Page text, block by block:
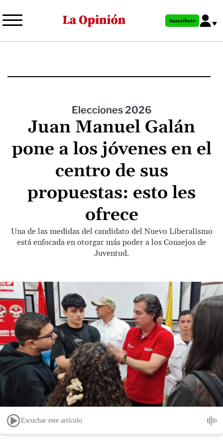
al
principal
Suscríbete
Elecciones 2026
Juan Manuel Galán
pone a los jóvenes en el
centro de sus
propuestas: esto les
ofrece
Una de las medidas del candidato del Nuevo Liberalismo
está enfocada en otorgar más poder a los Consejos de
Juventud.
Escuchar este artículo